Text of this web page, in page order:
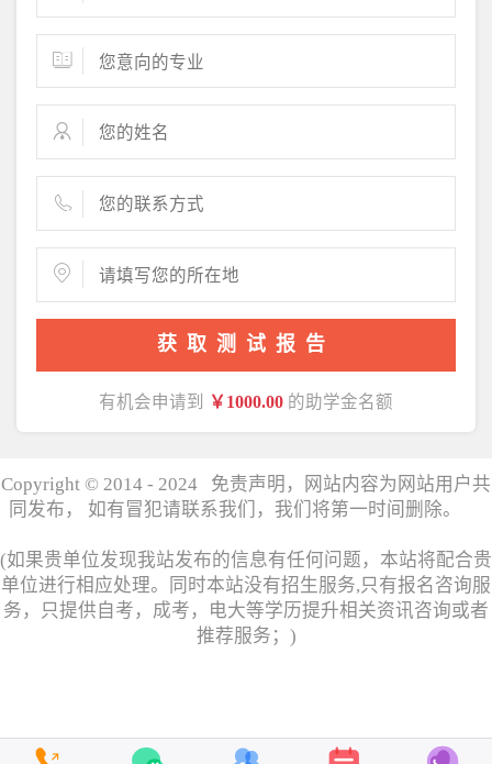
获取测试报告
有机会申请到 ￥1000.00 的助学金名额
Copyright © 2014 - 2024 免责声明，网站内容为网站用户共
同发布， 如有冒犯请联系我们，我们将第一时间删除。
(如果贵单位发现我站发布的信息有任何问题，本站将配合贵
单位进行相应处理。同时本站没有招生服务,只有报名咨询服
务，只提供自考，成考，电大等学历提升相关资讯咨询或者
推荐服务；)